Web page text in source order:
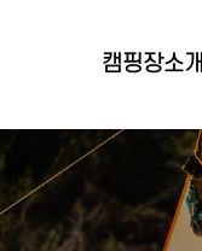
캠핑장소개